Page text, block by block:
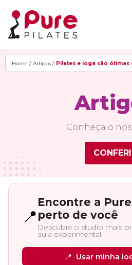
Home / Artigos / Pilates e ioga são
Conheça o
📍
Encontre a
perto de você
Descubra o studio mais
aula experimental.
📍 Usar minha